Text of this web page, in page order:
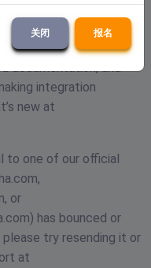
our libraries,
integration
new at
to one of our official
,
, or
) has bounced or
please try resending it or
at
关闭 报名